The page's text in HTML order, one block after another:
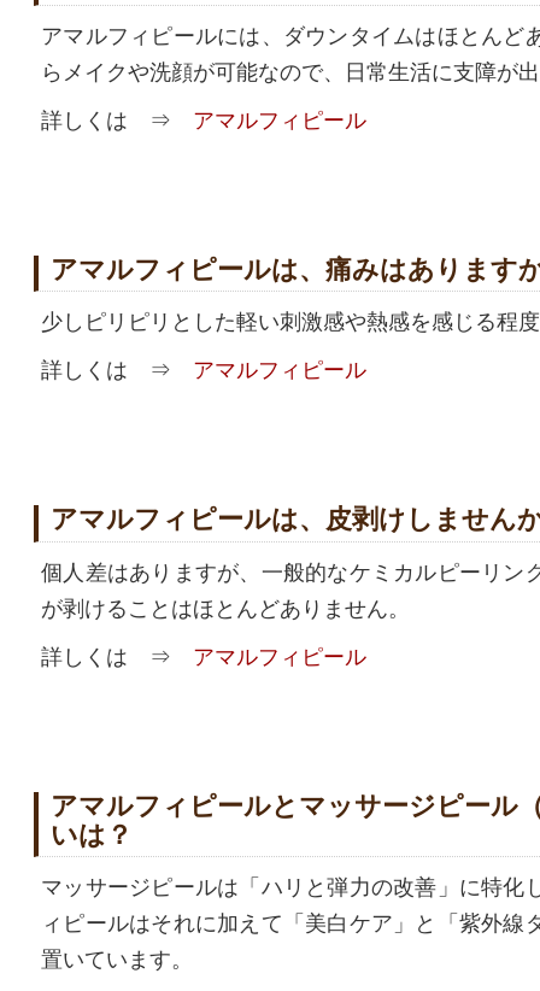
アマルフィピールには、ダウンタイムはほとんど
らメイクや洗顔が可能なので、日常生活に支障が
詳しくは ⇒ アマルフィピール
アマルフィピールは、痛みはあります
少しピリピリとした軽い刺激感や熱感を感じる程
詳しくは ⇒ アマルフィピール
アマルフィピールは、皮剥けしません
個人差はありますが、一般的なケミカルピーリン
が剥けることはほとんどありません。
詳しくは ⇒ アマルフィピール
アマルフィピールとマッサージピール
いは？
マッサージピールは「ハリと弾力の改善」に特化
ィピールはそれに加えて「美白ケア」と「紫外線
置いています。